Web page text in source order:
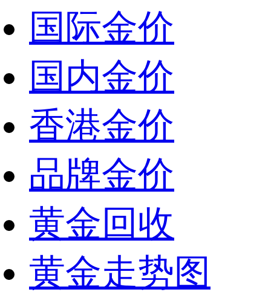
国际金价
国内金价
香港金价
品牌金价
黄金回收
黄金走势图